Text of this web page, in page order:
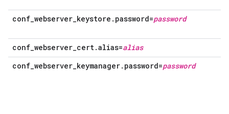
conf_webserver_keystore.password=password
conf_webserver_cert.alias=alias
conf_webserver_keymanager.password=password